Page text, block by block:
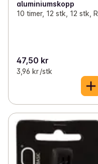
aluminiumskopp
10 timer, 12 stk, 12 stk, R
47,50 kr
3,96 kr /stk